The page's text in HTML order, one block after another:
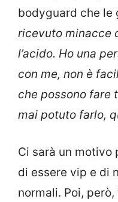
bodyguard che le
ricevuto minacce
l’acido. Ho una
con me, non è
che possono fare
mai potuto farlo,
Ci sarà un motivo
di essere vip e di
normali. Poi,